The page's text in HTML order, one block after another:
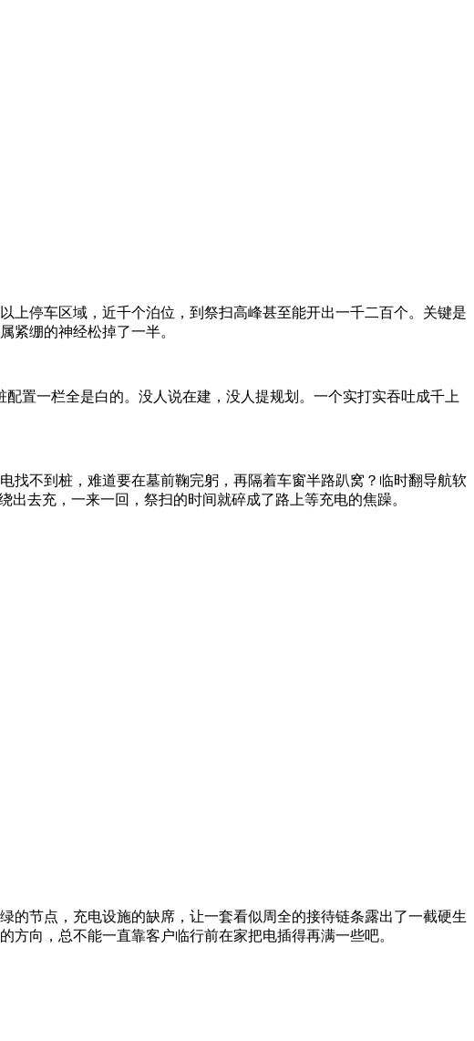
上停车区域，近千个泊位，到祭扫高峰甚至能开出一千二百个。关键是
紧绷的神经松掉了一半。
置一栏全是白的。没人说在建，没人提规划。一个实打实吞吐成千上
找不到桩，难道要在墓前鞠完躬，再隔着车窗半路趴窝？临时翻导航软
去充，一来一回，祭扫的时间就碎成了路上等充电的焦躁。
的节点，充电设施的缺席，让一套看似周全的接待链条露出了一截硬生
向，总不能一直靠客户临行前在家把电插得再满一些吧。